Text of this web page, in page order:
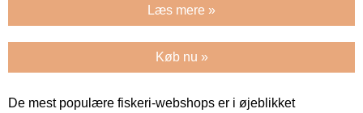
Læs mere »
Køb nu »
De mest populære fiskeri-webshops er i øjeblikket